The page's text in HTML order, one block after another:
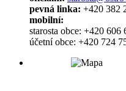
pevná linka: +420 382
mobilní:
starosta obce: +420 606
účetní obce: +420 724